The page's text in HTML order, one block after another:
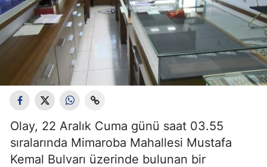
Olay, 22 Aralık Cuma günü saat 03.55
sıralarında Mimaroba Mahallesi Mustafa
Kemal Bulvarı üzerinde bulunan bir